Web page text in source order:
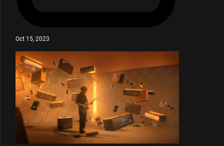
Oct 15, 2023